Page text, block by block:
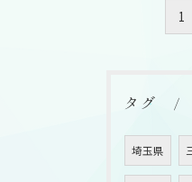
1
タグ
埼玉県